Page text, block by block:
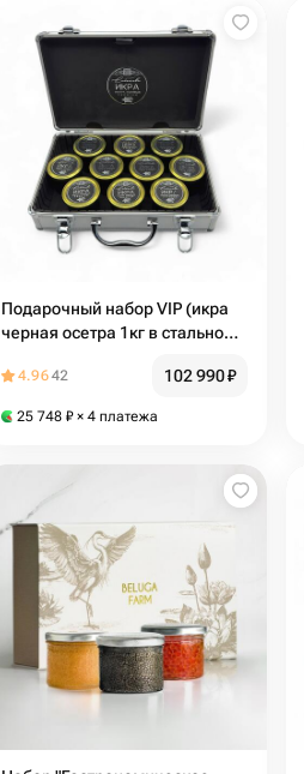
Подарочный набор VIP (икра
черная осетра 1кг в стальном
4.9642 102 990₽
25 748 ₽ × 4 платежа